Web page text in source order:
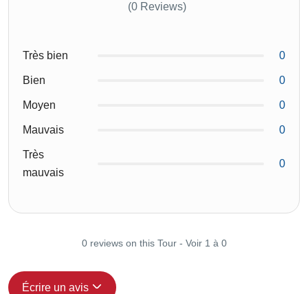
(0 Reviews)
Très bien 0
Bien 0
Moyen 0
Mauvais 0
Très
mauvais
0
0 reviews on this Tour - Voir 1 à 0
Écrire un avis